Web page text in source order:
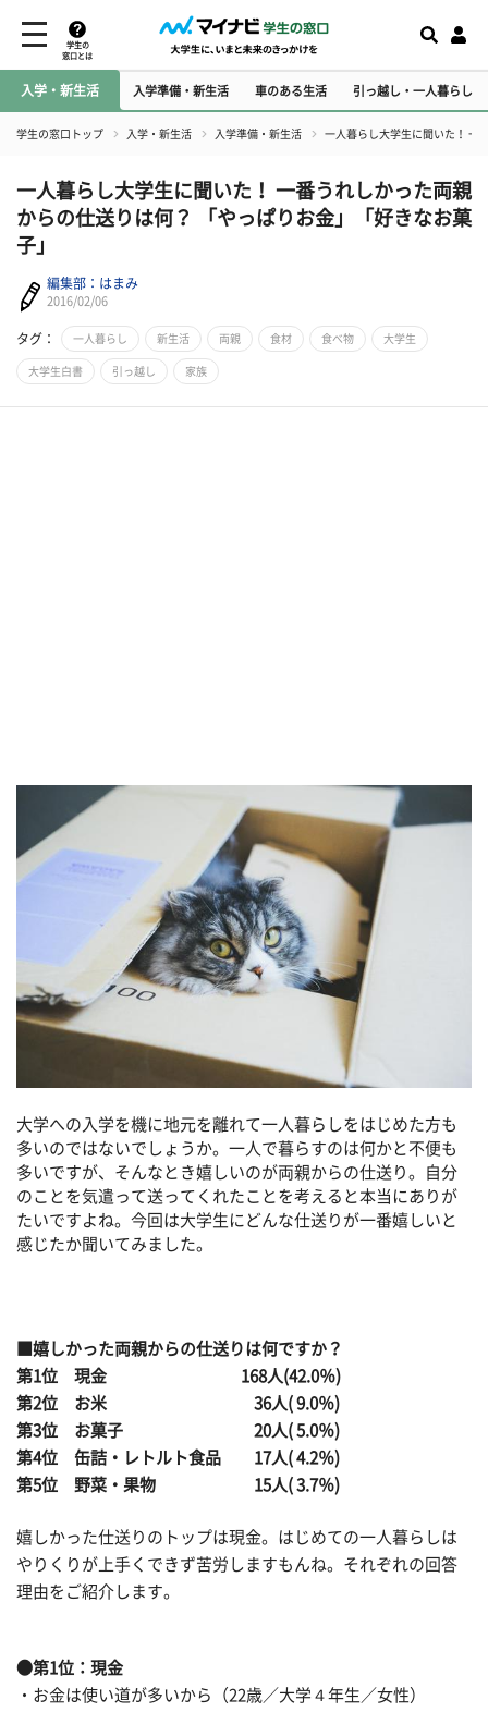
学生の
窓口とは
入学・新生活 入学準備・新生活 車のある生活 引っ越し・一人暮らし
学生の窓口トップ 入学・新生活 入学準備・新生活 一人暮らし大学生に聞いた！ 一
一人暮らし大学生に聞いた！ 一番うれしかった両親
からの仕送りは何？ 「やっぱりお金」「好きなお菓
子」
編集部：はまみ
2016/02/06
タグ： 一人暮らし 新生活 両親 食材 食べ物 大学生
大学生白書 引っ越し 家族
大学への入学を機に地元を離れて一人暮らしをはじめた方も
多いのではないでしょうか。一人で暮らすのは何かと不便も
多いですが、そんなとき嬉しいのが両親からの仕送り。自分
のことを気遣って送ってくれたことを考えると本当にありが
たいですよね。今回は大学生にどんな仕送りが一番嬉しいと
感じたか聞いてみました。
■嬉しかった両親からの仕送りは何ですか？
第1位 現金 168人(42.0％)
第2位 お米 36人( 9.0％)
第3位 お菓子 20人( 5.0％)
第4位 缶詰・レトルト食品 17人( 4.2％)
第5位 野菜・果物 15人( 3.7％)
嬉しかった仕送りのトップは現金。はじめての一人暮らしは
やりくりが上手くできず苦労しますもんね。それぞれの回答
理由をご紹介します。
●第1位：現金
・お金は使い道が多いから（22歳／大学４年生／女性）